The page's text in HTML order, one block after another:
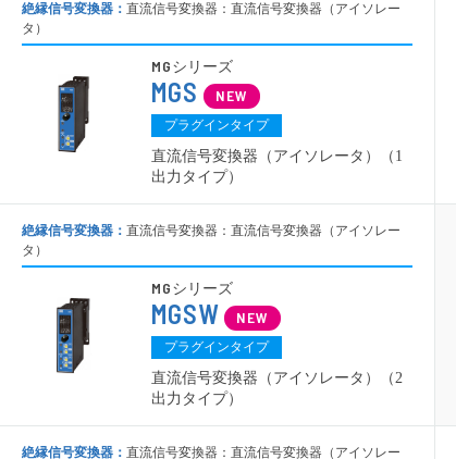
絶縁信号変換器： 直流信号変換器：直流信号変換器（アイソレー
タ）
MG シリーズ
MGS
プラグインタイプ
直流信号変換器（アイソレータ）（1
出力タイプ）
絶縁信号変換器： 直流信号変換器：直流信号変換器（アイソレー
タ）
MG シリーズ
MGSW
プラグインタイプ
直流信号変換器（アイソレータ）（2
出力タイプ）
絶縁信号変換器： 直流信号変換器：直流信号変換器（アイソレー